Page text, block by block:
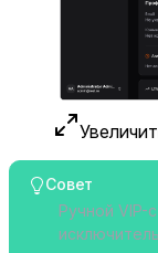
Совет
Ручной VIP-